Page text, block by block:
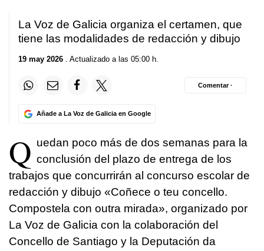
La Voz de Galicia organiza el certamen, que
tiene las modalidades de redacción y dibujo
19 may 2026 . Actualizado a las 05:00 h.
Añade a La Voz de Galicia en Google
Comentar ·
Q uedan poco más de dos semanas para la
conclusión del plazo de entrega de los
trabajos que concurrirán al concurso escolar de
redacción y dibujo «Coñece o teu concello.
Compostela con outra mirada», organizado por
La Voz de Galicia con la colaboración del
Concello de Santiago y la Deputación da